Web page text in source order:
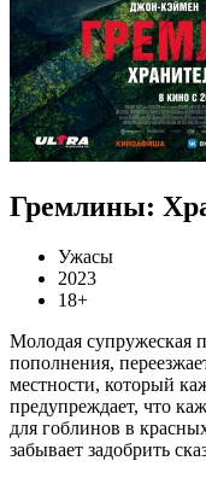
Гремлины:
Ужасы
2023
18+
Молодая супружеская
пополнения,
местности, который
предупреждает, что
для гоблинов в
забывает задобрить